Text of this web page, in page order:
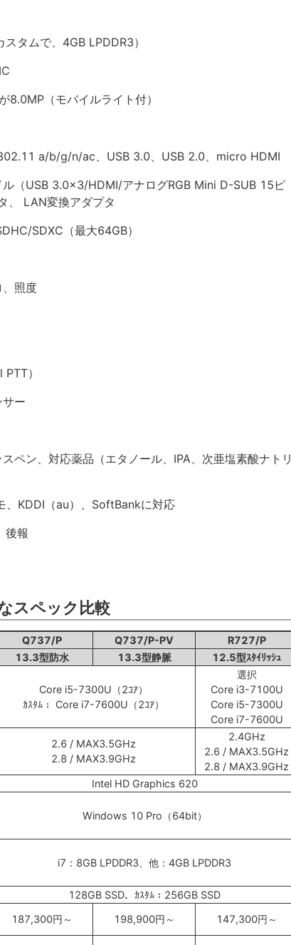
タムで、4GB LPDDR3）
8.0MP（モバイルライト付）
a/b/g/n/ac、USB 3.0、USB 2.0、micro HDMI
ル（USB 3.0x3/HDMI/アナログRGB Mini D-SUB 15ピ
、 LAN変換アダプタ
SDXC（最大64GB）
、照度
）
サー
ペン、対応薬品（エタノール、IPA、次亜塩素酸ナトリ
、KDDI（au）、SoftBankに対応
後報
スペック比較
Q737/P Q737/P-PV
R727/P
13.3型防水 13.3型静脈 12.5型ｽﾀｲﾘｯｼｭ
Core i5-7300U（2ｺｱ）
ｶｽﾀﾑ： Core i7-7600U（2ｺｱ）
選択
Core i3-7100U
Core i5-7300U
Core i7-7600U
2.6 / MAX3.5GHz
2.8 / MAX3.9GHz
2.4GHz
2.6 / MAX3.5GHz
2.8 / MAX3.9GHz
Intel HD Graphics 620
Windows 10 Pro（64bit）
i7：8GB LPDDR3、他：4GB LPDDR3
128GB SSD、ｶｽﾀﾑ：256GB SSD
187,300円～ 198,900円～ 147,300円～